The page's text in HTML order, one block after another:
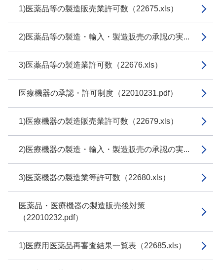
1)医薬品等の製造販売業許可数（22675.xls）
2)医薬品等の製造・輸入・製造販売の承認の実...
3)医薬品等の製造業許可数（22676.xls）
医療機器の承認・許可制度（22010231.pdf）
1)医療機器の製造販売業許可数（22679.xls）
2)医療機器の製造・輸入・製造販売の承認の実...
3)医薬機器の製造業等許可数（22680.xls）
医薬品・医療機器の製造販売後対策
（22010232.pdf）
1)医療用医薬品再審査結果一覧表（22685.xls）